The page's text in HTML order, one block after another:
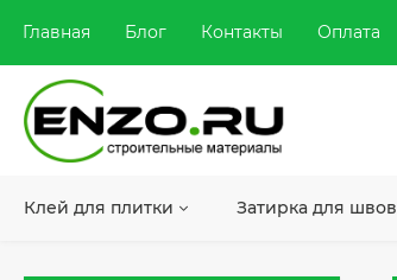
Главная Блог Контакты Оплата
Клей для плитки Затирка для швов